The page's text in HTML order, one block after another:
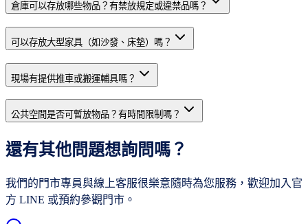
倉庫可以存放哪些物品？有禁放規定或違禁品嗎？
可以存放大型家具（如沙發、床墊）嗎？
現場有提供推車或搬運輔具嗎？
公共空間是否可暫放物品？有時間限制嗎？
還有其他問題想詢問嗎？
我們的門市專員與線上客服很樂意隨時為您服務，歡迎加入官
方 LINE 或預約參觀門市。